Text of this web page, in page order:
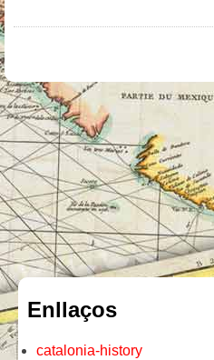
Enllaços
catalonia-history